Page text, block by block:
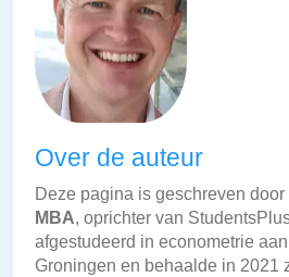
Over de auteur
Deze pagina is geschreven door
MBA, oprichter van
afgestudeerd in econometrie
Groningen en behaalde in 2021